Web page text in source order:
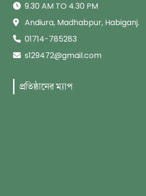
9.30 AM TO 4.30 PM
Andiura, Madhabpur, Habiganj.
01714-785283
s129472@gmail.com
প্রতিষ্ঠানের ম্যাপ